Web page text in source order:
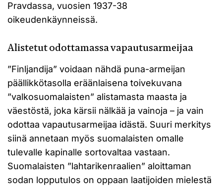
Pravdassa, vuosien 1937-38
oikeudenkäynneissä.
Alistetut odottamassa vapautusarmeijaa
”Finljandija” voidaan nähdä puna-armeijan
päällikkötasolla eräänlaisena toivekuvana
”valkosuomalaisten” alistamasta maasta ja
väestöstä, joka kärsii nälkää ja vainoja – ja vain
odottaa vapautusarmeijaa idästä. Suuri merkitys
siinä annetaan myös suomalaisten omalle
tulevalle kapinalle sortovaltaa vastaan.
Suomalaisten ”lahtarikenraalien” aloittaman
sodan lopputulos on oppaan laatijoiden mielestä